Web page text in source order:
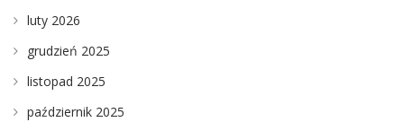
luty 2026
grudzień 2025
listopad 2025
październik 2025